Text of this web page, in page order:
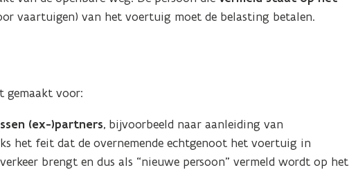
vaartuigen) van het voertuig moet de belasting betalen.
gemaakt voor:
(ex-)partners, bijvoorbeeld naar aanleiding van
het feit dat de overnemende echtgenoot het voertuig in
brengt en dus als “nieuwe persoon” vermeld wordt op het